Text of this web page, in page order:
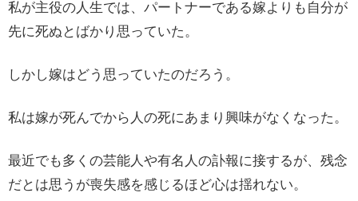
私が主役の人生では、パートナーである嫁よりも自分が
先に死ぬとばかり思っていた。
しかし嫁はどう思っていたのだろう。
私は嫁が死んでから人の死にあまり興味がなくなった。
最近でも多くの芸能人や有名人の訃報に接するが、残念
だとは思うが喪失感を感じるほど心は揺れない。